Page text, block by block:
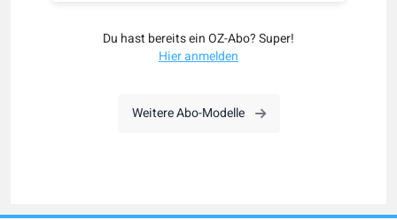
Du hast bereits ein OZ-Abo? Super!
Hier anmelden
Weitere Abo-Modelle